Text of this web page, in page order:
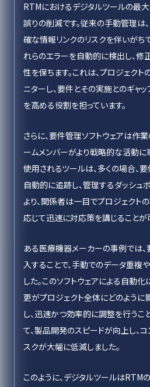
RTMにおけるデジタルツールの最
誤りの削減です。従来の手動管理は
確な情報リンクのリスクを伴いがち
れらのエラーを自動的に検出し、修
性を保ちます。これは、プロジェク
ニターし、要件とその実施とのギャ
を高める役割を担っています。
さらに、要件管理ソフトウェアは作
ームメンバーがより戦略的な活動に
使用されるツールは、多くの場合、
自動的に追跡し、管理するダッシュ
より、関係者は一目でプロジェクト
応じて迅速に対応策を講じることが
ある医療機器メーカーの事例では、
入することで、手動でのデータ重複
した。このソフトウェアによる自動
更がプロジェクト全体にどのよう
し、迅速かつ効率的に調整を行うこ
て、製品開発のスピードが向上し、
スクが大幅に低減しました。
このように、デジタルツールはRTM